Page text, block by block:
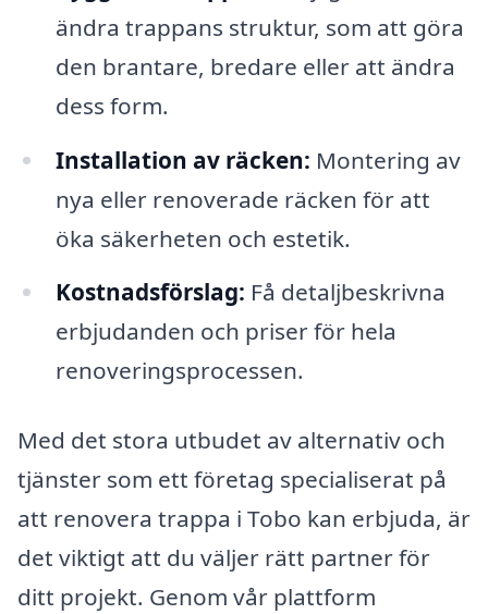
ändra trappans struktur, som att göra
den brantare, bredare eller att ändra
dess form.
Installation av räcken: Montering av
nya eller renoverade räcken för att
öka säkerheten och estetik.
Kostnadsförslag: Få detaljbeskrivna
erbjudanden och priser för hela
renoveringsprocessen.
Med det stora utbudet av alternativ och
tjänster som ett företag specialiserat på
att renovera trappa i Tobo kan erbjuda, är
det viktigt att du väljer rätt partner för
ditt projekt. Genom vår plattform